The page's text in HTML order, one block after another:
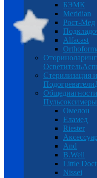
БЭМК
Meridian
Рост-Мед
Alfacast
Осветитель
Стерилизация
Подогреватели
Пульсоксимеры
Омелон
Еламед
Riester
And
B.Well
Little
Nissei